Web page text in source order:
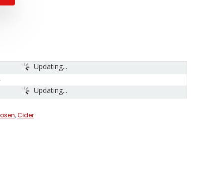
Updating...
Updating...
,Cider